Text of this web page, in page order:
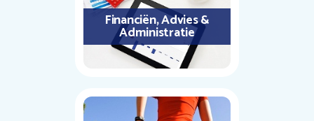
Financiën, Advies &
Administratie